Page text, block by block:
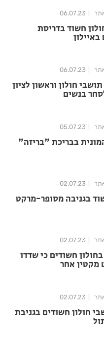
06.07.23
חשוד בדריסת
באיילון
06.07.23
נעצרו 3 תושבי חולון וראשון לציון
בנשים
05.07.23
בבריכת "בריזה"
02.07.23
בגניבה מסופר-מרקט
02.07.23
חשודים כי שדדו
מקטין אחר
02.07.23
חולון חשודים בגניבת